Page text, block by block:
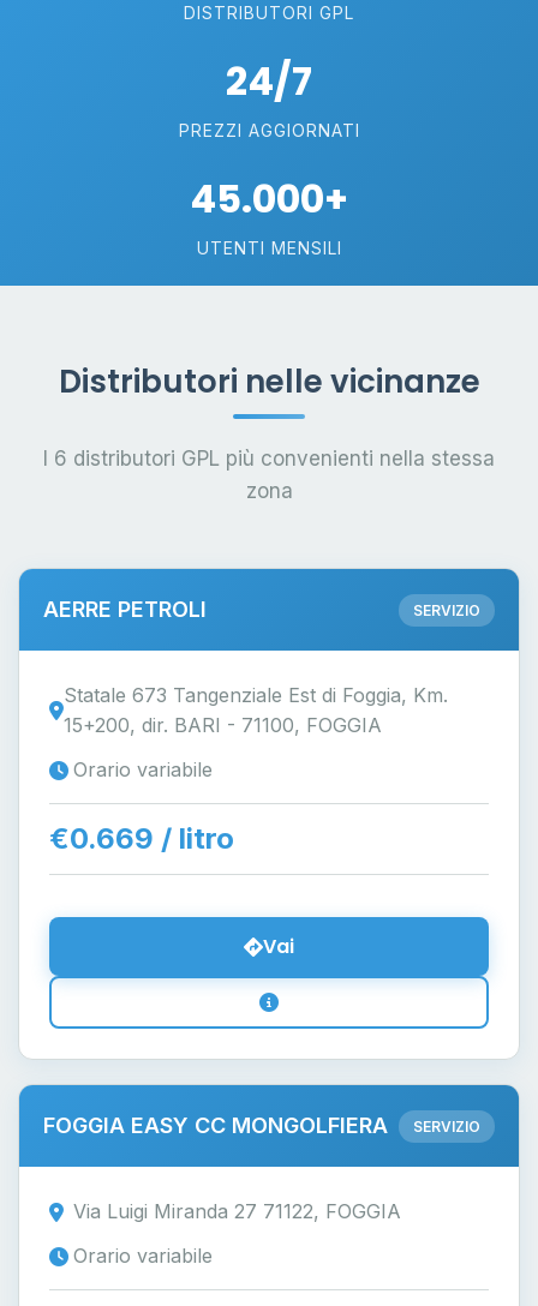
DISTRIBUTORI GPL
24/7
PREZZI AGGIORNATI
45.000+
UTENTI MENSILI
Distributori nelle vicinanze
I 6 distributori GPL più convenienti nella stessa
zona
AERRE PETROLI SERVIZIO
Statale 673 Tangenziale Est di Foggia, Km.
15+200, dir. BARI - 71100, FOGGIA
Orario variabile
€0.669 / litro
Vai
FOGGIA EASY CC MONGOLFIERA SERVIZIO
Via Luigi Miranda 27 71122, FOGGIA
Orario variabile